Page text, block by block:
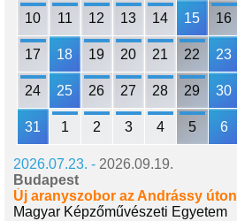
10 11 12 13 14 15 16
17 18 19 20 21 22 23
24 25 26 27 28 29 30
31 1 2 3 4 5 6
2026.07.23. - 2026.09.19.
Budapest
Új aranyszobor az Andrássy úton
Magyar Képzőművészeti Egyetem